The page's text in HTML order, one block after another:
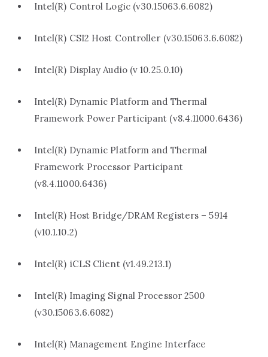
Intel(R) Control Logic (v30.15063.6.6082)
Intel(R) CSI2 Host Controller (v30.15063.6.6082)
Intel(R) Display Audio (v 10.25.0.10)
Intel(R) Dynamic Platform and Thermal
Framework Power Participant (v8.4.11000.6436)
Intel(R) Dynamic Platform and Thermal
Framework Processor Participant
(v8.4.11000.6436)
Intel(R) Host Bridge/DRAM Registers – 5914
(v10.1.10.2)
Intel(R) iCLS Client (v1.49.213.1)
Intel(R) Imaging Signal Processor 2500
(v30.15063.6.6082)
Intel(R) Management Engine Interface